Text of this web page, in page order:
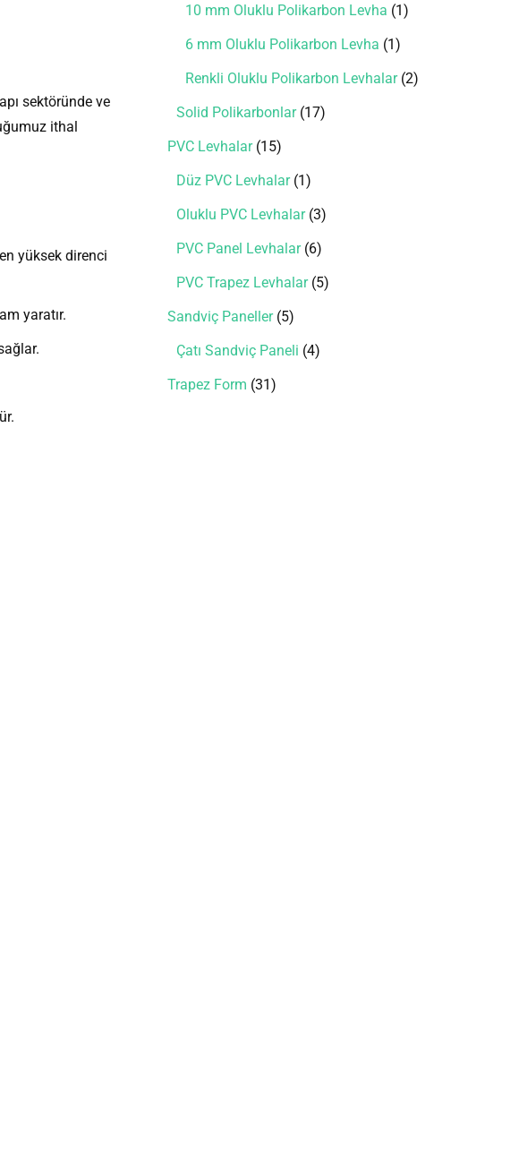
sektöründe ve
ithal
yüksek direnci
yaratır.
10 mm Oluklu Polikarbon Levha 1
6 mm Oluklu Polikarbon Levha 1
Renkli Oluklu Polikarbon Levhalar 2
Solid Polikarbonlar 17
PVC Levhalar 15
Düz PVC Levhalar 1
Oluklu PVC Levhalar 3
PVC Panel Levhalar 6
PVC Trapez Levhalar 5
Sandviç Paneller 5
Çatı Sandviç Paneli 4
Trapez Form 31